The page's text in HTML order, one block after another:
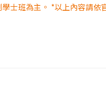
士班為主。 *以上內容請